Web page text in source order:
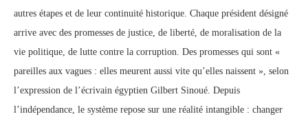
autres étapes et de leur continuité historique. Chaque président désigné
arrive avec des promesses de justice, de liberté, de moralisation de la
vie politique, de lutte contre la corruption. Des promesses qui sont «
pareilles aux vagues : elles meurent aussi vite qu’elles naissent », selon
l’expression de l’écrivain égyptien Gilbert Sinoué. Depuis
l’indépendance, le système repose sur une réalité intangible : changer